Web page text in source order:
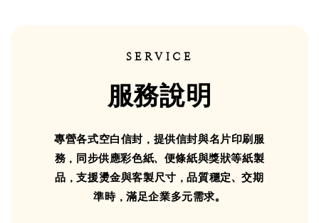
SERVICE
服務說明
專營各式空白信封，提供信封與名片印刷服
務，同步供應彩色紙、便條紙與獎狀等紙製
品，支援燙金與客製尺寸，品質穩定、交期
準時，滿足企業多元需求。